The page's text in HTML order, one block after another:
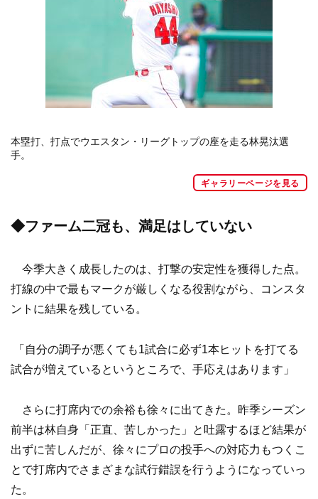
本塁打、打点でウエスタン・リーグトップの座を走る林晃汰選
手。
ギャラリーページを見る
◆ファーム二冠も、満足はしていない
今季大きく成長したのは、打撃の安定性を獲得した点。
打線の中で最もマークが厳しくなる役割ながら、コンスタ
ントに結果を残している。
「自分の調子が悪くても1試合に必ず1本ヒットを打てる
試合が増えているというところで、手応えはあります」
さらに打席内での余裕も徐々に出てきた。昨季シーズン
前半は林自身「正直、苦しかった」と吐露するほど結果が
出ずに苦しんだが、徐々にプロの投手への対応力もつくこ
とで打席内でさまざまな試行錯誤を行うようになっていっ
た。